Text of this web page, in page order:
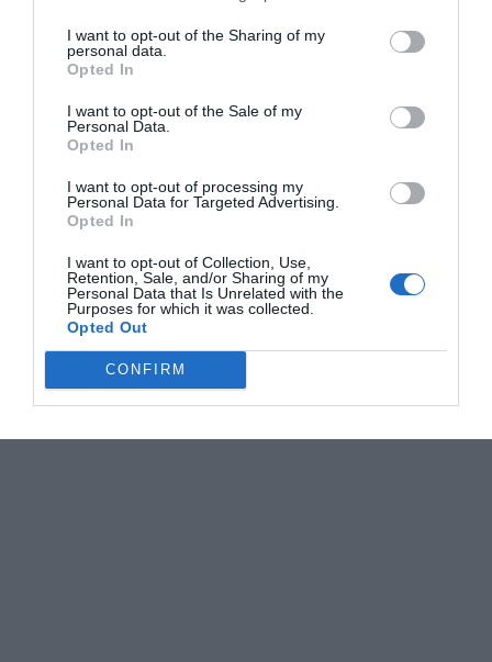
I want to opt-out of the Sharing of my
personal data.
Opted In
I want to opt-out of the Sale of my
Personal Data.
Opted In
I want to opt-out of processing my
Personal Data for Targeted Advertising.
Opted In
I want to opt-out of Collection, Use,
Retention, Sale, and/or Sharing of my
Personal Data that Is Unrelated with the
Purposes for which it was collected.
Opted Out
CONFIRM